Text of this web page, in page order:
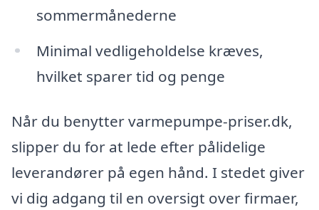
sommermånederne
Minimal vedligeholdelse kræves,
hvilket sparer tid og penge
Når du benytter varmepumpe-priser.dk,
slipper du for at lede efter pålidelige
leverandører på egen hånd. I stedet giver
vi dig adgang til en oversigt over firmaer,